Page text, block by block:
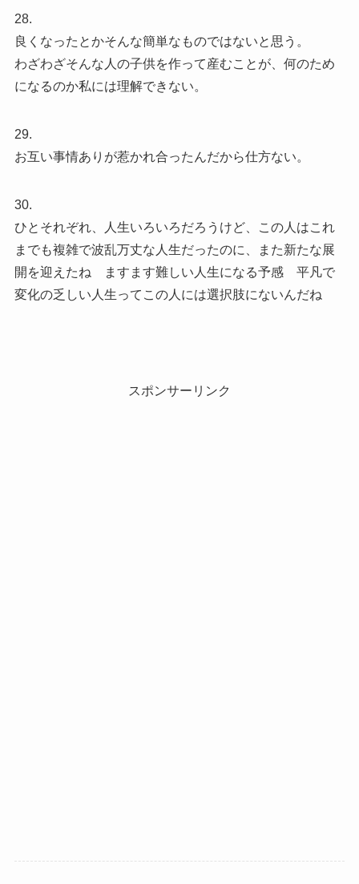
28.
良くなったとかそんな簡単なものではないと思う。
わざわざそんな人の子供を作って産むことが、何のため
になるのか私には理解できない。
29.
お互い事情ありが惹かれ合ったんだから仕方ない。
30.
ひとそれぞれ、人生いろいろだろうけど、この人はこれ
までも複雑で波乱万丈な人生だったのに、また新たな展
開を迎えたね ますます難しい人生になる予感 平凡で
変化の乏しい人生ってこの人には選択肢にないんだね
スポンサーリンク